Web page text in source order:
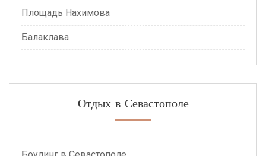
Площадь Нахимова
Балаклава
Отдых в Севастополе